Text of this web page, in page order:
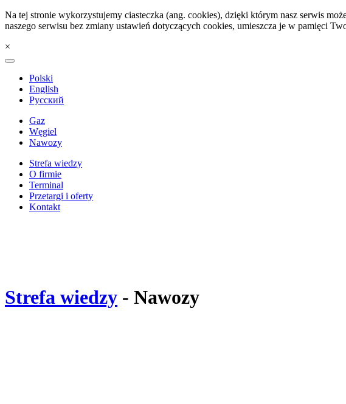
Na tej stronie wykorzystujemy ciasteczka (ang. cookies), dzięki którym nasz serwis
naszego serwisu bez zmiany ustawień dotyczących cookies, umieszcza je w pamięci
×
Polski
English
Русский
Gaz
Węgiel
Nawozy
Strefa wiedzy
O firmie
Terminal
Przetargi i oferty
Kontakt
Strefa wiedzy - Nawozy